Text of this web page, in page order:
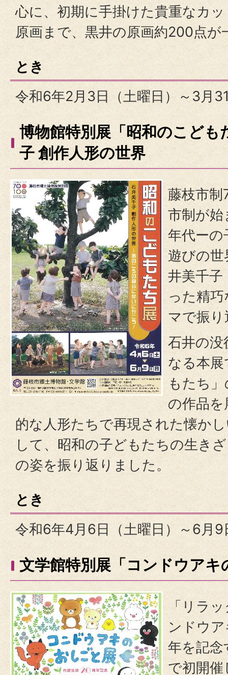
心に、初期に手掛けた貴重なカ
原画まで、黒井の原画約200点が
とき
令和6年2月3日（土曜日）～3月
博物館特別展「昭和のこども
子 創作人形の世界
藤枝市
市制が
年代ー
遊びの
井美千
った精
マで振
石井の没
なる本
もたち
の作品
的な人形たちで再現された懐か
して、昭和の子どもたちの生き
の姿を振り返りました。
とき
令和6年4月6日（土曜日）～6月9
文学館特別展「コンドウアキ
「リラ
ンドウ
年を記念
で初開